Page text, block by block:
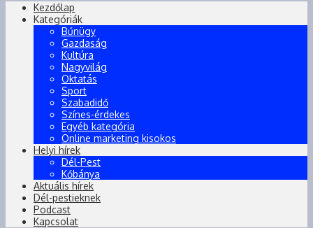
Kezdőlap
Kategóriák
Bűnügy
Gazdaság
Kultúra
Nagyvilág
Oktatás
Sport
Szabadidő
Színes-érdekes
Egyéb kategória
Online marketing kisokos
Helyi hírek
Dél-Pest
Kőbánya
Aktuális hírek
Dél-pestieknek
Podcast
Kapcsolat